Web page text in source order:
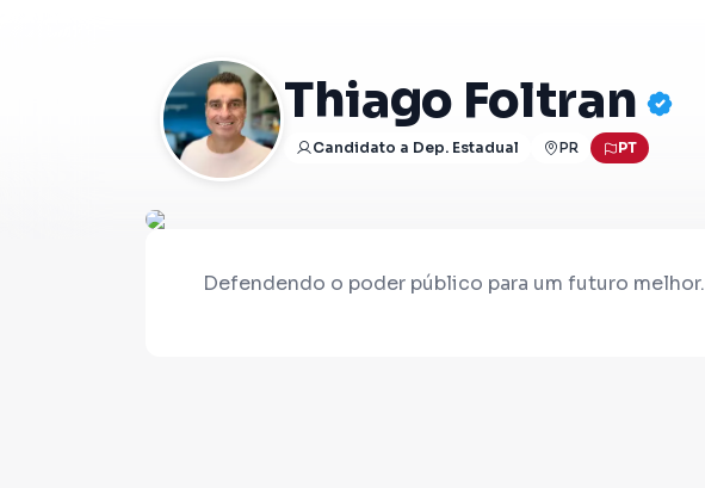
Thiago Foltran
Candidato a Dep. Estadual PR PT
Defendendo o poder público para um futuro melhor.